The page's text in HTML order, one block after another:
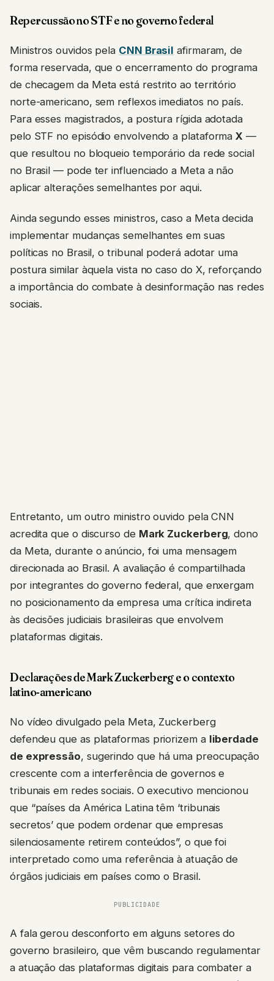
Repercussão no STF e no governo federal
Ministros ouvidos pela CNN Brasil afirmaram, de
forma reservada, que o encerramento do programa
de checagem da Meta está restrito ao território
norte-americano, sem reflexos imediatos no país.
Para esses magistrados, a postura rígida adotada
pelo STF no episódio envolvendo a plataformaX —
que resultou no bloqueio temporário da rede social
no Brasil — pode ter influenciado a Meta a não
aplicar alterações semelhantes por aqui.
Ainda segundo esses ministros, caso a Meta decida
implementar mudanças semelhantes em suas
políticas no Brasil, o tribunal poderá adotar uma
postura similar àquela vista no caso do X, reforçando
a importância do combate à desinformação nas redes
sociais.
Entretanto, um outro ministro ouvido pela CNN
acredita que o discurso de Mark Zuckerberg, dono
da Meta, durante o anúncio, foi uma mensagem
direcionada ao Brasil. A avaliação é compartilhada
por integrantes do governo federal, que enxergam
no posicionamento da empresa uma crítica indireta
às decisões judiciais brasileiras que envolvem
plataformas digitais.
Declarações de Mark Zuckerberg e o contexto
latino-americano
No vídeo divulgado pela Meta, Zuckerberg
defendeu que as plataformas priorizem a liberdade
de expressão, sugerindo que há uma preocupação
crescente com a interferência de governos e
tribunais em redes sociais. O executivo mencionou
que “países da América Latina têm ‘tribunais
secretos’ que podem ordenar que empresas
silenciosamente retirem conteúdos”, o que foi
interpretado como uma referência à atuação de
órgãos judiciais em países como o Brasil.
PUBLICIDADE
A fala gerou desconforto em alguns setores do
governo brasileiro, que vêm buscando regulamentar
a atuação das plataformas digitais para combater a